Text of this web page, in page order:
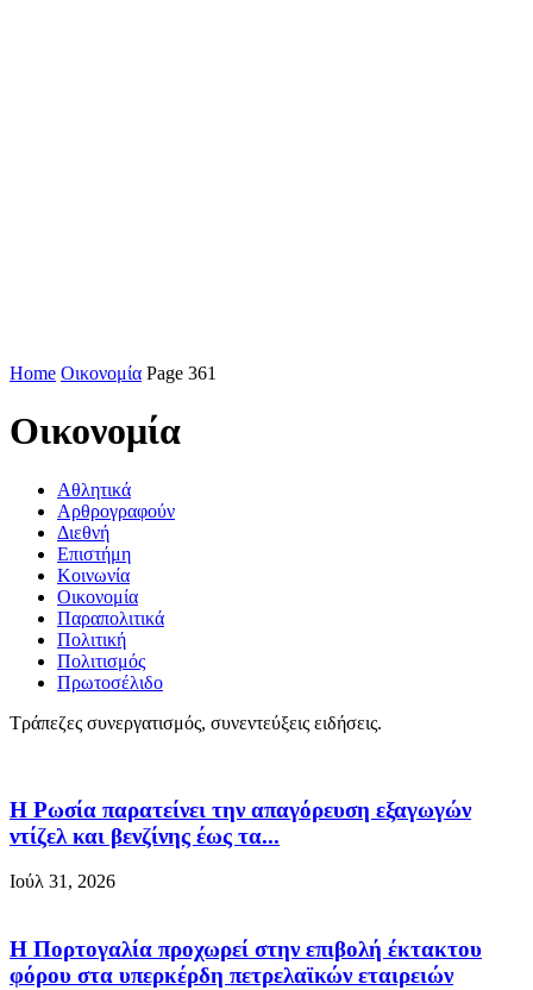
Home Οικονομία Page 361
Οικονομία
Αθλητικά
Αρθρογραφούν
Διεθνή
Επιστήμη
Κοινωνία
Οικονομία
Παραπολιτικά
Πολιτική
Πολιτισμός
Πρωτοσέλιδο
Τράπεζες συνεργατισμός, συνεντεύξεις ειδήσεις.
Η Ρωσία παρατείνει την απαγόρευση εξαγωγών
ντίζελ και βενζίνης έως τα...
Ιούλ 31, 2026
Η Πορτογαλία προχωρεί στην επιβολή έκτακτου
φόρου στα υπερκέρδη πετρελαϊκών εταιρειών